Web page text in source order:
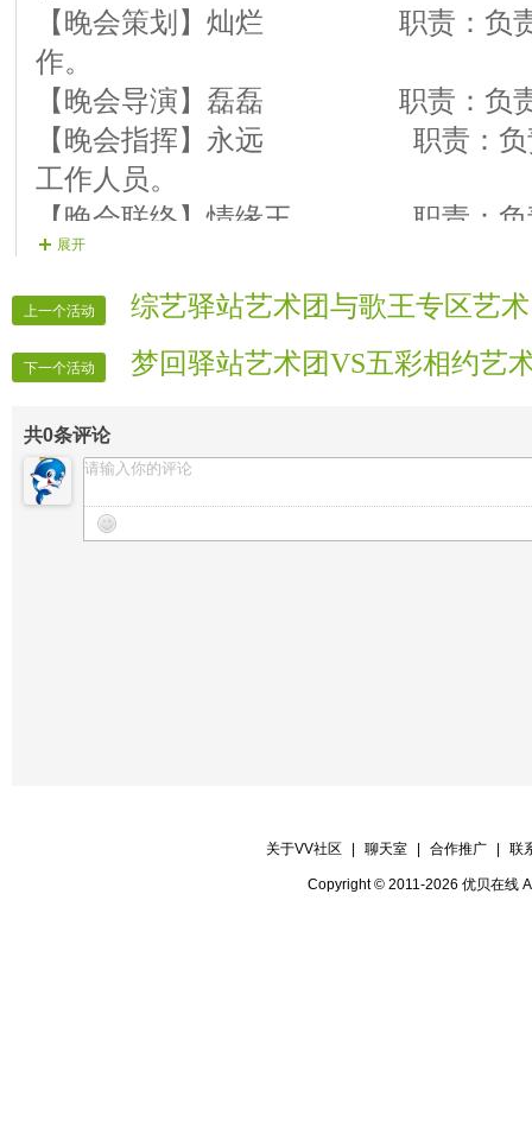
【晚会策划】灿烂 职责：负责
作。
【晚会导演】磊磊 职责：负责
【晚会指挥】永远 职责：负责
工作人员。
【晚会联络】情缘王 职责：负责
络，及时与主持人通报情况。
【晚会顾问】黑白人，冷眸 职责
流程节目审核工作，并协助指导，保证
【晚会督察】太子 职责：负责
【晚会维护】护航 职责：负责
作
【晚会主持】心茗 职责：晚
出现片花麦序上空缺无人，要做到手
【晚会递麦】晓雨，黑白人 职责
展开
上一个活动 综艺驿站艺术团与歌王专区艺
下一个活动 梦回驿站艺术团VS五彩相约艺
共0条评论
关于VV社区 聊天室 合作推广 联
Copyright © 2011-2026 优贝在线